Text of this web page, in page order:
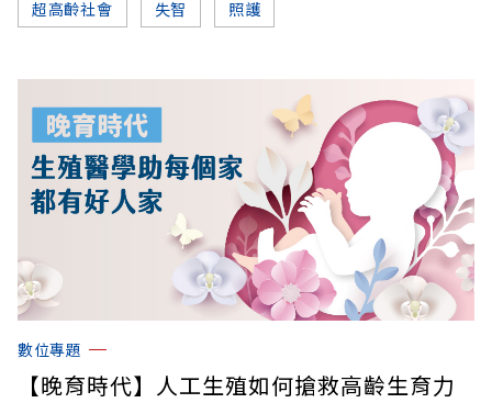
超高齡社會 失智 照護
數位專題
【晚育時代】人工生殖如何搶救高齡生育力